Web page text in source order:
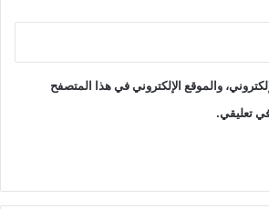
والموقع الإلكتروني في هذا المتصفح
تعليقي.